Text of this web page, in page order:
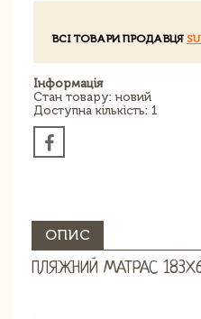
ВСІ ТОВАРИ ПРОДАВЦЯ
Інформація
Стан товару: новий
Доступна кількість: 1
ОПИС
ПЛЯЖНИЙ МАТРАС